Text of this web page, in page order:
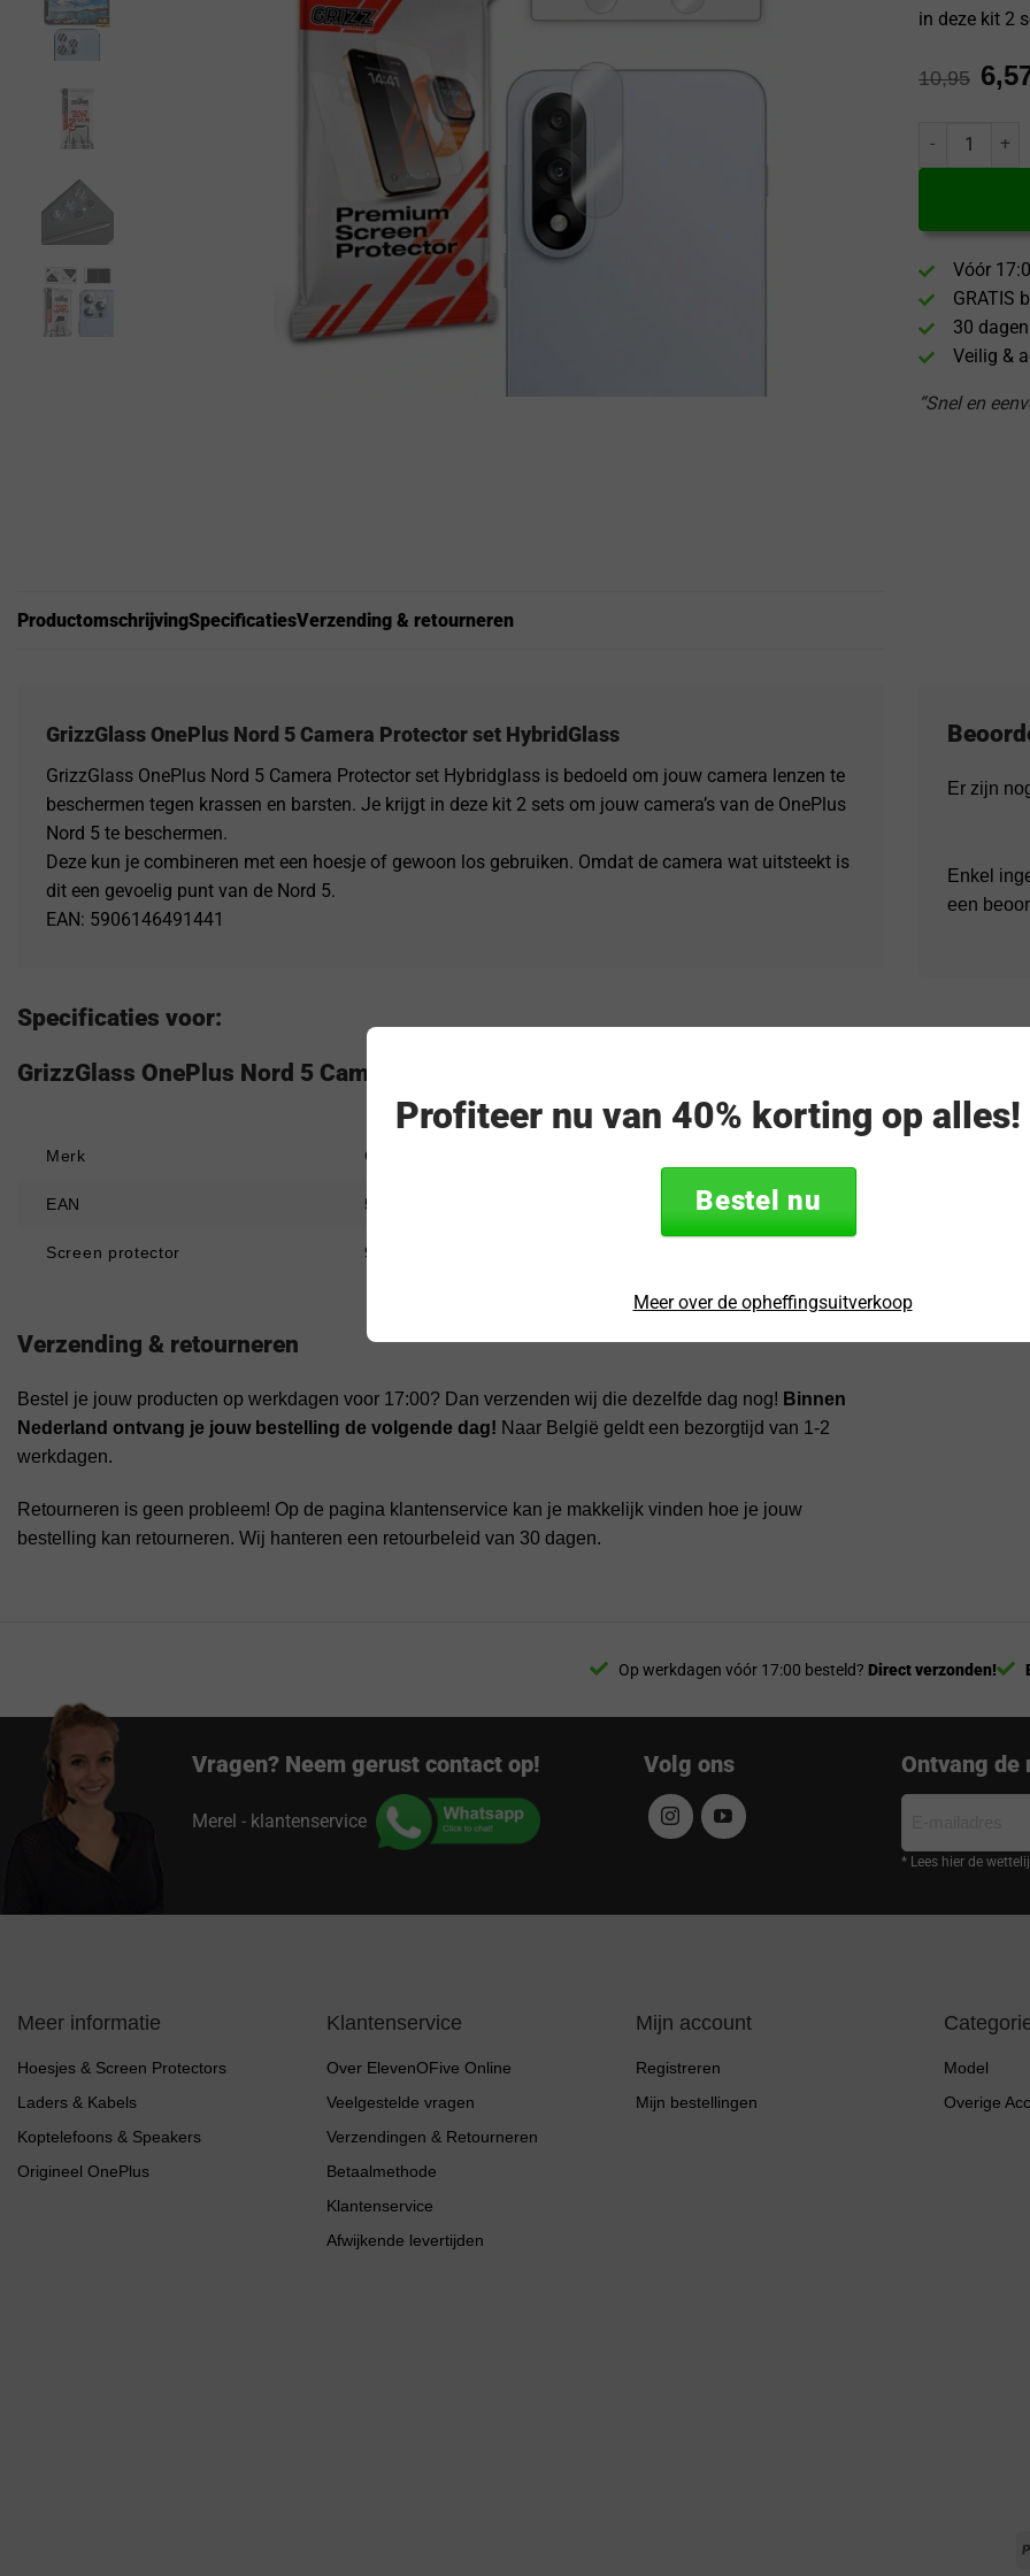
in deze kit 2
10,95
GrizzGlass
Vóór
GRATIS
30
Veilig &
“Snel en
ProductomschrijvingSpecificatiesVerzending & retourneren
GrizzGlass OnePlus Nord 5 Camera Protector set HybridGlass
GrizzGlass OnePlus Nord 5 Camera Protector set Hybridglass is bedoeld om jouw camera lenzen te
beschermen tegen krassen en barsten. Je krijgt in deze kit 2 sets om jouw camera’s van de OnePlus
Nord 5 te beschermen.
Deze kun je combineren met een hoesje of gewoon los gebruiken. Omdat de camera wat uitsteekt is
dit een gevoelig punt van de Nord 5.
EAN: 5906146491441
Specificaties voor:
GrizzGlass OnePlus Nord 5 Camera Protector set HybridGlass
Merk GrizzGlass
EAN 5906146491441
Screen protector 9H Tempered Glas, PET (flexibel transparant plastic)
Verzending & retourneren
Bestel je jouw producten op werkdagen voor 17:00? Dan verzenden wij die dezelfde dag nog! Binnen
Nederland ontvang je jouw bestelling de volgende dag! Naar België geldt een bezorgtijd van 1-2
werkdagen.
Retourneren is geen probleem! Op de pagina klantenservice kan je makkelijk vinden hoe je jouw
bestelling kan retourneren. Wij hanteren een retourbeleid van 30 dagen.
Er zijn
Enkel
een
Op werkdagen vóór 17:00 besteld? Direct verzonden!
Vragen? Neem gerust contact op!
Merel - klantenservice
Volg ons Ontvang
* Lees hier de
Meer informatie
Hoesjes & Screen Protectors
Laders & Kabels
Koptelefoons & Speakers
Origineel OnePlus
Klantenservice
Over ElevenOFive Online
Veelgestelde vragen
Verzendingen & Retourneren
Betaalmethode
Klantenservice
Afwijkende levertijden
Mijn account
Registreren
Mijn bestellingen
Model
Overige
Profiteer nu van 40% korting op alles!
Bestel nu
Meer over de opheffingsuitverkoop